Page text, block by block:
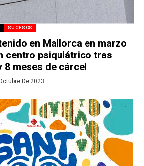
SUCESOS
en Mallorca en marzo
centro psiquiátrico tras
8 meses de cárcel
De 2023